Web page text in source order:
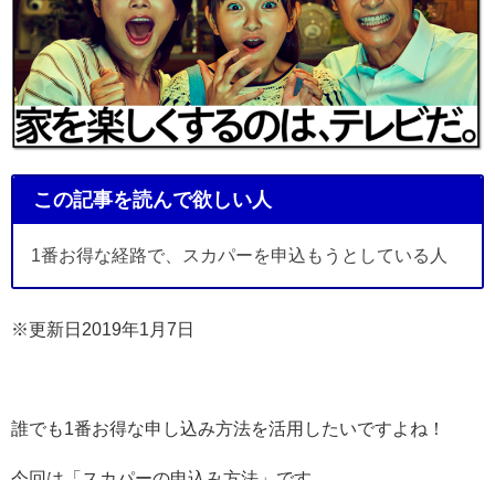
この記事を読んで欲しい人
1番お得な経路で、スカパーを申込もうとしている人
※更新日2019年1月7日
誰でも1番お得な申し込み方法を活用したいですよね！